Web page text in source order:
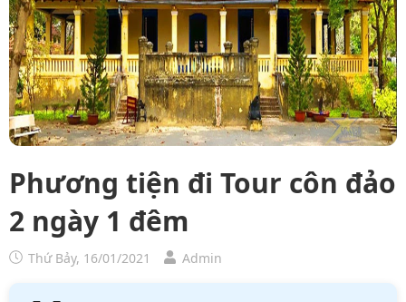
Phương tiện đi Tour côn đảo
2 ngày 1 đêm
Thứ Bảy, 16/01/2021 Admin